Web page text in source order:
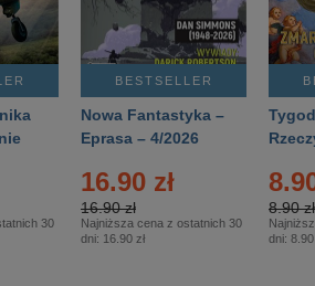
30
BESTSELLER
Nowa Fantastyka –
Eprasa – 4/2026
16.90 zł
16.90 zł
Najniższa cena z ostatnich 30
dni: 16.90 zł
8.90 zł
dni: 8.90